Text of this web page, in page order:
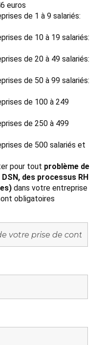
euros
de 1 à 9 salariés:
de 10 à 19 salariés:
de 20 à 49 salariés:
de 50 à 99 salariés:
de 100 à 249
de 250 à 499
de 500 salariés et
pour tout problème de
des processus RH
dans votre entreprise
obligatoires